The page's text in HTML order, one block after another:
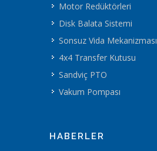
Motor Redüktörleri
Disk Balata Sistemi
Sonsuz Vida Mekanizması
4x4 Transfer Kutusu
Sandviç PTO
Vakum Pompası
HABERLER